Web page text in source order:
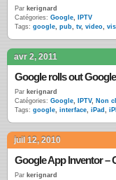
Par kerignard
Catégories: Google,
IPTV
Tags: google, pub, tv, video,
avr 2, 2011
Google rolls out
Par kerignard
Catégories: Google, IPTV, Non
Tags: google, interface, iPad ,
juil 12, 2010
Google App Inventor –
Par kerignard